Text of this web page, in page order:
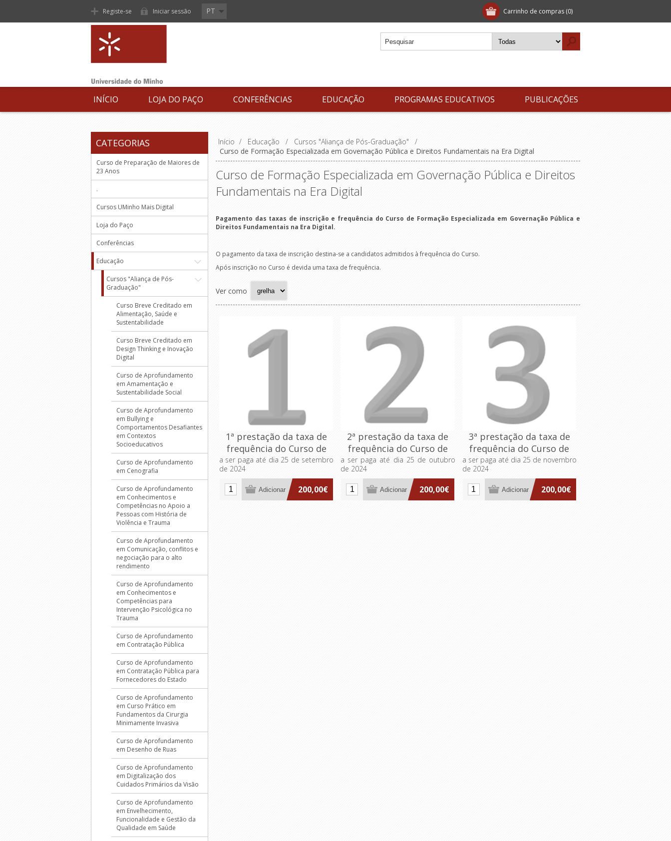
Carrinho de compras (0)
Registe-se Iniciar sessão PT
INÍCIO LOJA DO PAÇO CONFERÊNCIAS EDUCAÇÃO PROGRAMAS EDUCATIVOS PUBLICAÇÕES
Início / Educação / Cursos "Aliança de Pós-Graduação"
/
Curso de Formação Especializada em Governação Pública e Direitos Fundamentais na Era Digital
Curso de Formação Especializada em Governação Pública e Direitos
Fundamentais na Era Digital
Pagamento das taxas de inscrição e frequência do Curso de Formação Especializada em Governação Pública e
Direitos Fundamentais na Era Digital.
O pagamento da taxa de inscrição destina-se a candidatos admitidos à frequência do Curso.
Após inscrição no Curso é devida uma taxa de frequência.
Ver como
1ª prestação da taxa de
frequência do Curso de
Formação Especializada
em Governação Pública e
Direitos Fundamentais na
Era Digital
a ser paga até dia 25 de setembro
de 2024
200,00€
2ª prestação da taxa de
frequência do Curso de
Formação Especializada
em Governação Pública e
Direitos Fundamentais na
Era Digital
a ser paga até dia 25 de outubro
de 2024
200,00€
3ª prestação da taxa de
frequência do Curso de
Formação Especializada
em Governação Pública e
Direitos Fundamentais na
Era Digital
a ser paga até dia 25 de novembro
de 2024
200,00€
CATEGORIAS
Curso de Preparação de Maiores de
23 Anos
.
Cursos UMinho Mais Digital
Loja do Paço
Conferências
Educação
Cursos "Aliança de Pós-
Graduação"
Curso Breve Creditado em
Alimentação, Saúde e
Sustentabilidade
Curso Breve Creditado em
Design Thinking e Inovação
Digital
Curso de Aprofundamento
em Amamentação e
Sustentabilidade Social
Curso de Aprofundamento
em Bullying e
Comportamentos Desafiantes
em Contextos
Socioeducativos
Curso de Aprofundamento
em Cenografia
Curso de Aprofundamento
em Conhecimentos e
Competências no Apoio a
Pessoas com História de
Violência e Trauma
Curso de Aprofundamento
em Comunicação, conflitos e
negociação para o alto
rendimento
Curso de Aprofundamento
em Conhecimentos e
Competências para
Intervenção Psicológica no
Trauma
Curso de Aprofundamento
em Contratação Pública
Curso de Aprofundamento
em Contratação Pública para
Fornecedores do Estado
Curso de Aprofundamento
em Curso Prático em
Fundamentos da Cirurgia
Minimamente Invasiva
Curso de Aprofundamento
em Desenho de Ruas
Curso de Aprofundamento
em Digitalização dos
Cuidados Primários da Visão
Curso de Aprofundamento
em Envelhecimento,
Funcionalidade e Gestão da
Qualidade em Saúde